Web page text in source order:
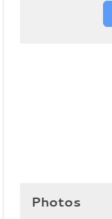
Photos